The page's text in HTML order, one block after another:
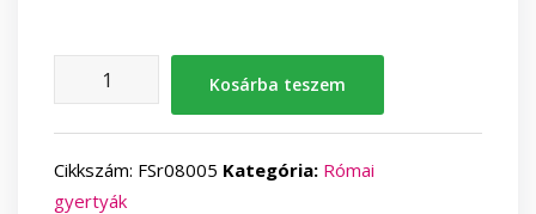
Shooting
stars
20
római
gyertya
Kosárba teszem
Cikkszám: FSr08005 Kategória: Római
gyertyák